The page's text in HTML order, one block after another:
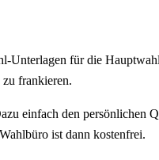
Unterlagen für die
zu frankieren.
einfach den persönlichen
ist dann kostenfrei.